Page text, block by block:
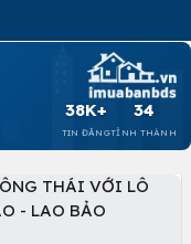
38K+
TIN ĐĂNG
34
TỈNH THÀNH